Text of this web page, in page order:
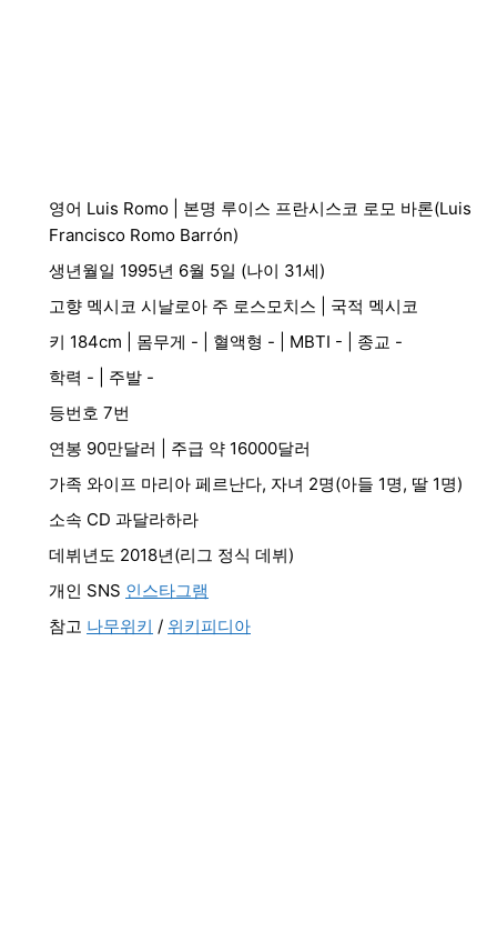
영어 Luis Romo | 본명 루이스 프란시스코 로모 바론(Luis
Francisco Romo Barrón)
생년월일 1995년 6월 5일 (나이 31세)
고향 멕시코 시날로아 주 로스모치스 | 국적 멕시코
키 184cm | 몸무게 - | 혈액형 - | MBTI - | 종교 -
학력 - | 주발 -
등번호 7번
연봉 90만달러 | 주급 약 16000달러
가족 와이프 마리아 페르난다, 자녀 2명(아들 1명, 딸 1명)
소속 CD 과달라하라
데뷔년도 2018년(리그 정식 데뷔)
개인 SNS 인스타그램
참고 나무위키 / 위키피디아